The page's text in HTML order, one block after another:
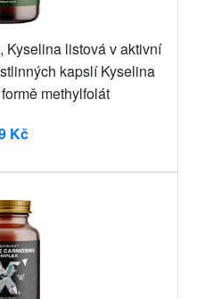
Kyselina listová v aktivní
kapslí Kyselina
methylfolát
Kč